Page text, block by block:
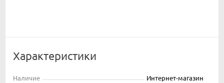
Характеристики
Наличие
Интернет-магазин